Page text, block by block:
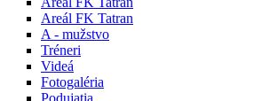
Areál FK Tatran
A - mužstvo
Tréneri
Videá
Fotogaléria
Podujatia